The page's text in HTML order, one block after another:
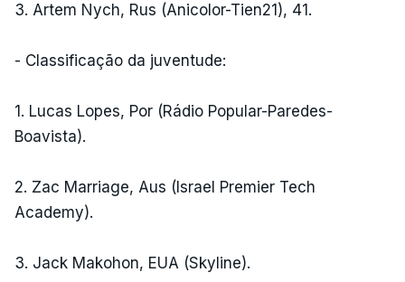
3. Artem Nych, Rus (Anicolor-Tien21), 41.
- Classificação da juventude:
1. Lucas Lopes, Por (Rádio Popular-Paredes-
Boavista).
2. Zac Marriage, Aus (Israel Premier Tech
Academy).
3. Jack Makohon, EUA (Skyline).